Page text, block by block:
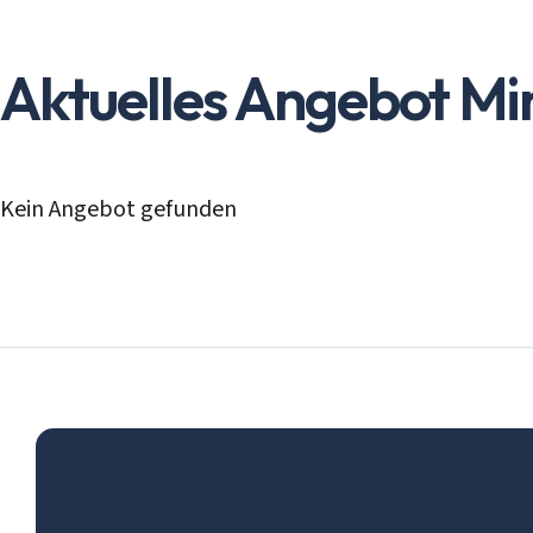
Aktuelles Angebot
Kein Angebot gefunden